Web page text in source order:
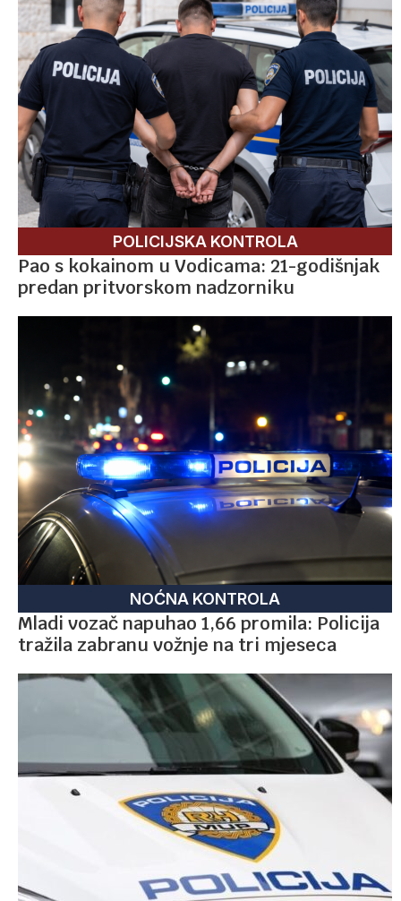
POLICIJSKA KONTROLA
Pao s kokainom u Vodicama: 21-godišnjak
predan pritvorskom nadzorniku
NOĆNA KONTROLA
Mladi vozač napuhao 1,66 promila: Policija
tražila zabranu vožnje na tri mjeseca